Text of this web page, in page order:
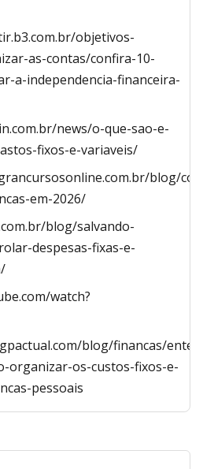
objetivos-
as-contas/confira-10-
a-independencia-financeira-
news/o-que-sao-e-
fixos-e-variaveis/
blog/
em-2026/
blog/salvando-
despesas-fixas-e-
watch?
blog/financas/
organizar-os-custos-fixos-e-
pessoais